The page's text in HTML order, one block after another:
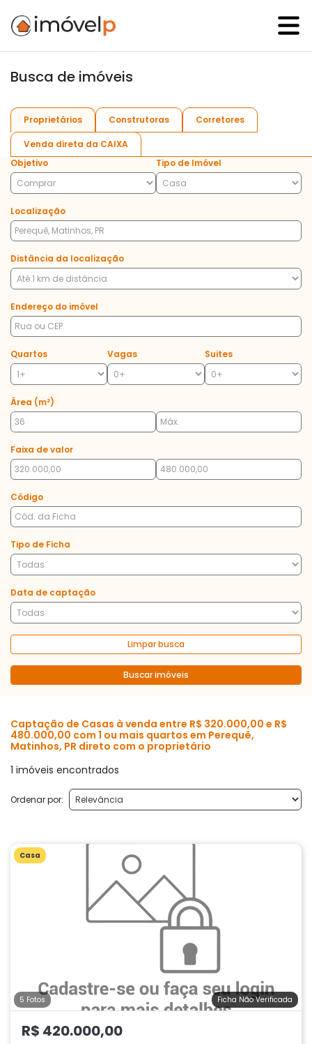
Busca de imóveis
Proprietários Construtoras Corretores
Venda direta da CAIXA
Objetivo
Tipo de Imóvel
Localização
Distância da localização
Endereço do imóvel
Quartos Vagas Suites
Área (m²)
Faixa de valor
Código
Tipo de Ficha
Data de captação
Limpar busca
Buscar imóveis
Captação de Casas à venda entre R$ 320.000,00 e R$
480.000,00 com 1 ou mais quartos em Perequê,
Matinhos, PR direto com o proprietário
1 imóveis encontrados
Ordenar por:
Casa
5 Fotos Ficha Não Verificada
R$ 420.000,00